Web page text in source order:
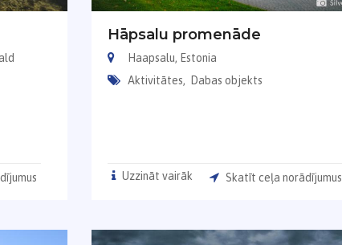
Hāpsalu promenāde
Haapsalu, Estonia
Aktivitātes,
Dabas objekts
Uzzināt vairāk Skatīt ceļa norādījumus